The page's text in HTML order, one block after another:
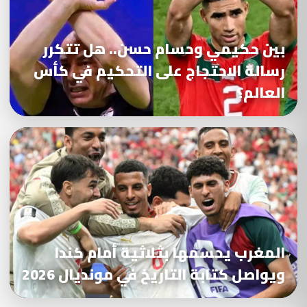
بين حكيمي وحسام حسن.. هل تتكرر
رسالة الاحتجاج على التحكيم في كأس
العالم؟
المغرب يحسمها بثلاثية أمام كندا
ويواصل كتابة التاريخ في مونديال 2026